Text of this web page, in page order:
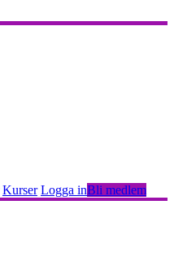
Kurser Logga inBli medlem